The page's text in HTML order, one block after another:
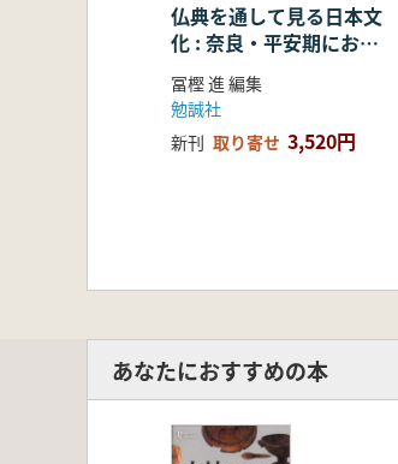
仏典を通して見る日本文
化 : 奈良・平安期におけ
る仏教の受容・融合・展
開
冨樫 進 編集
勉誠社
新刊 取り寄せ 3,520円
あなたにおすすめの本